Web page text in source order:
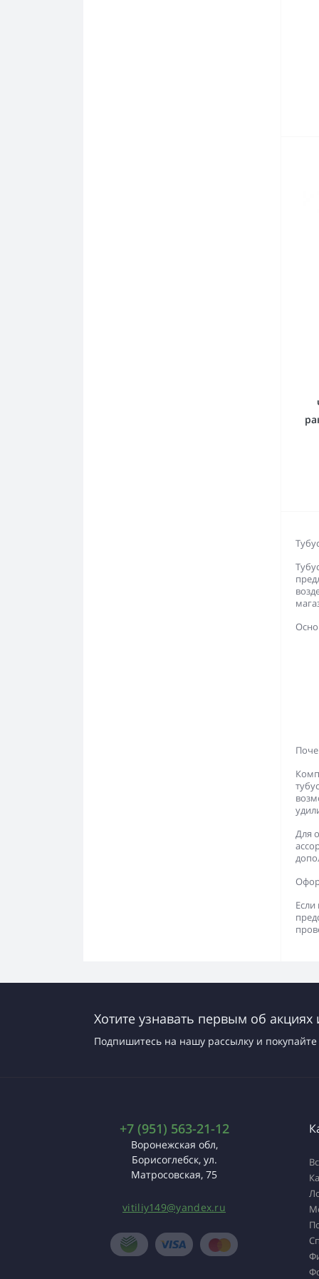
Для
Хотите узнавать первым об акциях
Подпишитесь на нашу рассылку и
+7 (951) 563-21-12
Воронежская обл,
Борисоглебск, ул.
Матросовская, 75
vitiliy149@yandex.ru